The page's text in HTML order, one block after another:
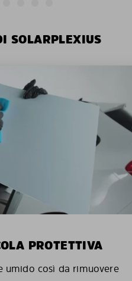
SOLARPLEXIUS
PROTETTIVA
umido così da rimuovere